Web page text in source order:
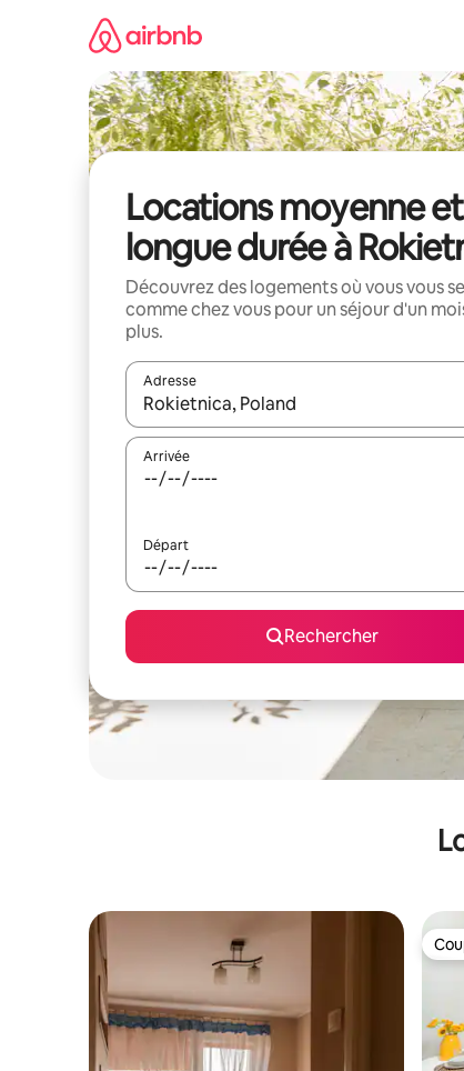
Locations moyenne et
longue durée à
Découvrez des logements où vous vous
comme chez vous pour un séjour d'un
plus.
Adresse
Lorsque les résultats s'affichent, utilisez les
Arrivée
Départ
Rechercher